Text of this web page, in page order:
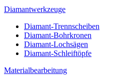
Diamantwerkzeuge
Diamant-Trennscheiben
Diamant-Bohrkronen
Diamant-Lochsägen
Diamant-Schleiftöpfe
Materialbearbeitung